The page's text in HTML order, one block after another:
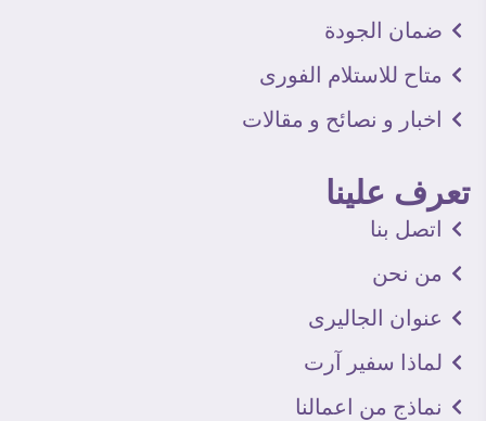
ضمان الجودة
متاح للاستلام الفورى
اخبار و نصائح و مقالات
تعرف علينا
اتصل بنا
من نحن
عنوان الجاليرى
لماذا سفير آرت
نماذج من اعمالنا